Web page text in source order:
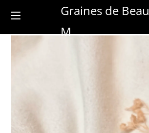
Graines de Beau
M